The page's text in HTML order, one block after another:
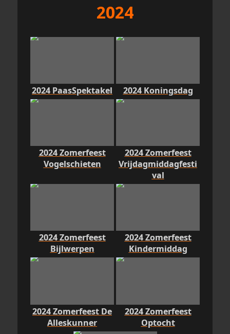
2024
2024 PaasSpektakel 2024 Koningsdag
2024 Zomerfeest
Vogelschieten
2024 Zomerfeest
Vrijdagmiddagfesti
val
2024 Zomerfeest
Bijlwerpen
2024 Zomerfeest
Kindermiddag
2024 Zomerfeest De
Alleskunner
2024 Zomerfeest
Optocht